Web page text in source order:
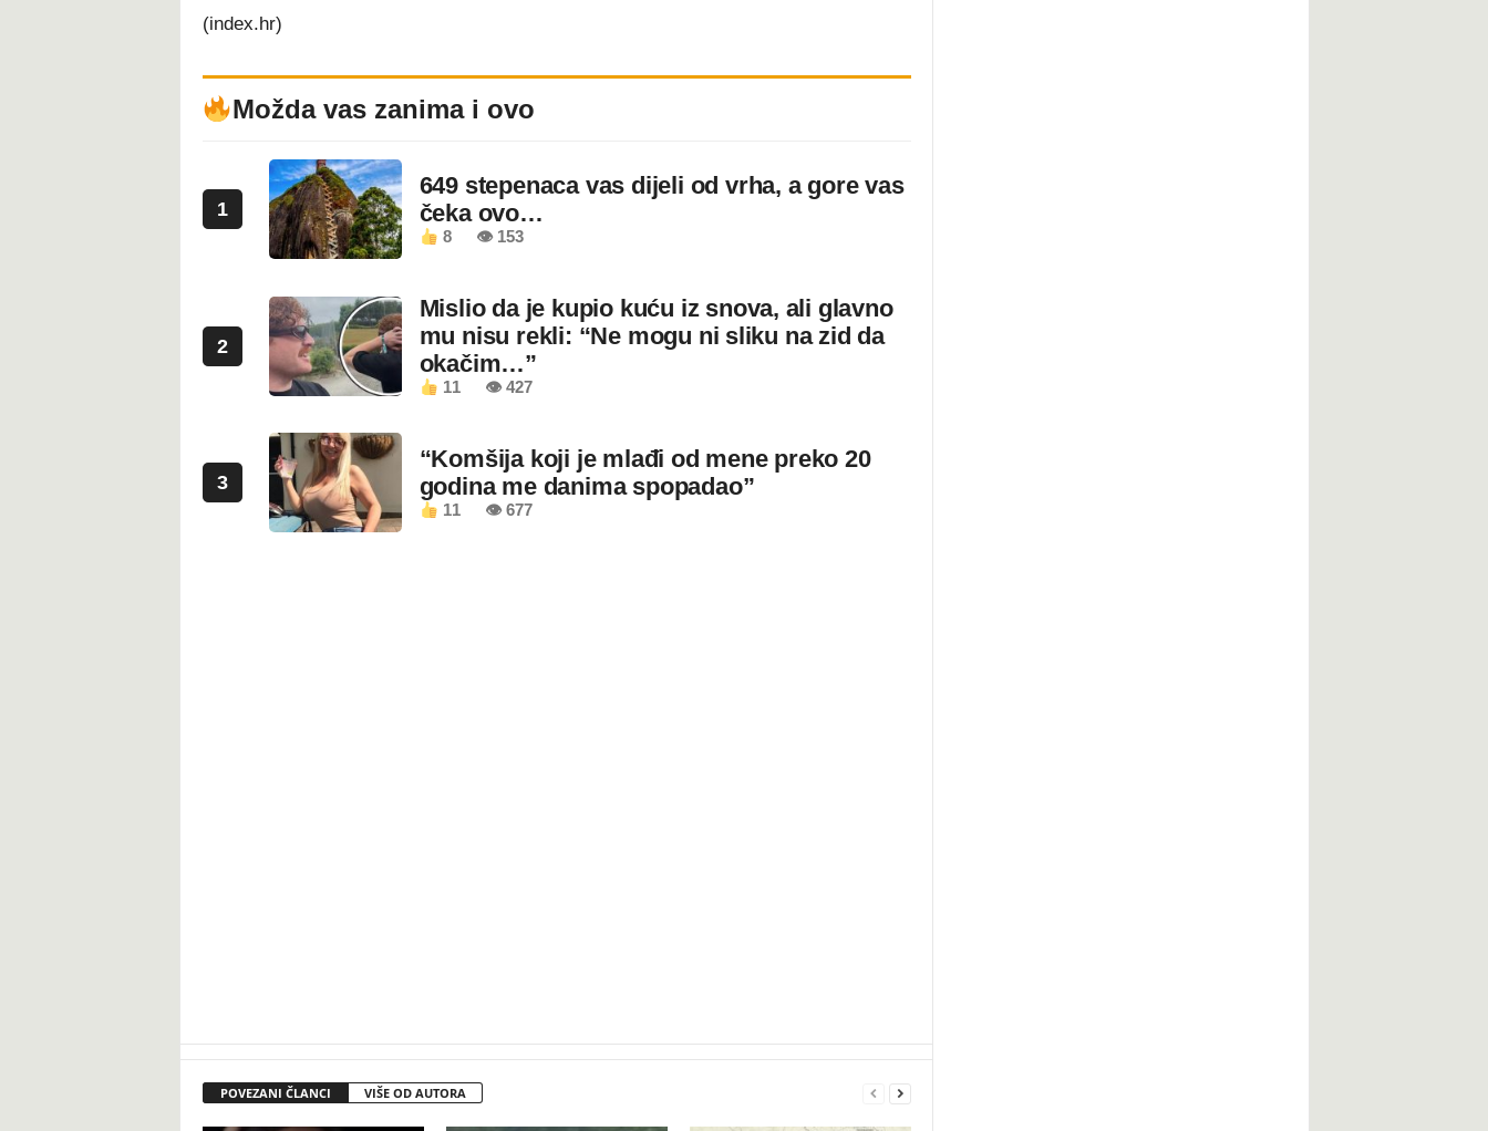
(index.hr)
Možda vas zanima i ovo
1
649 stepenaca vas dijeli od vrha, a gore vas
čeka ovo…
8 👁 153
2
Mislio da je kupio kuću iz snova, ali glavno
mu nisu rekli: “Ne mogu ni sliku na zid da
okačim…”
11 👁 427
3
“Komšija koji je mlađi od mene preko 20
godina me danima spopadao”
11 👁 677
POVEZANI ČLANCI VIŠE OD AUTORA